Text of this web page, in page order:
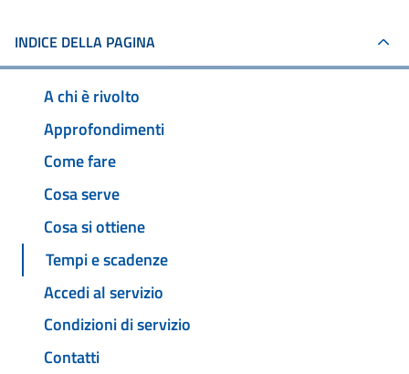
INDICE DELLA PAGINA
A chi è rivolto
Approfondimenti
Come fare
Cosa serve
Cosa si ottiene
Tempi e scadenze
Accedi al servizio
Condizioni di servizio
Contatti